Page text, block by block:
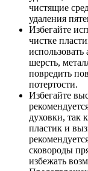
чистящие
удаления
Избегайте
чистке
шерсть,
повредить
потертости.
Избегайте
духовки, так
пластик и
сковороды
избежать